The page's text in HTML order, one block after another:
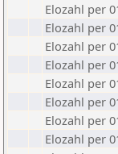
Elozahl per
Elozahl per
Elozahl per
Elozahl per
Elozahl per
Elozahl per
Elozahl per
Elozahl per